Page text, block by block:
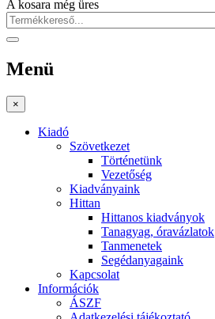
A kosara még üres
Menü
×
Kiadó
Szövetkezet
Történetünk
Vezetőség
Kiadványaink
Hittan
Hittanos kiadványok
Tanagyag, óravázlatok
Tanmenetek
Segédanyagaink
Kapcsolat
Információk
ÁSZF